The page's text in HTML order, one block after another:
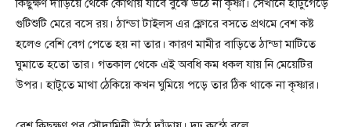
কিছুক্ষণ দাঁড়িয়ে থেকে কোথায় যাবে বুঝে উঠে না কৃষ্ণা। সেখানে হাটুগেড়ে
গুটিশুটি মেরে বসে রয়। ঠান্ডা টাইলস এর ফ্লোরে বসতে প্রথমে বেশ কষ্ট
হলেও বেশি বেগ পেতে হয় না তার। কারণ মামীর বাড়িতে ঠান্ডা মাটিতে
ঘুমাতে হতো তার। গতকাল থেকে এই অবধি কম ধকল যায় নি মেয়েটির
উপর। হাটুতে মাথা ঠেকিয়ে কখন ঘুমিয়ে পড়ে তার ঠিক থাকে না কৃষ্ণার।